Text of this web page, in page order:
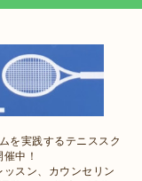
を実践するテニススク
中！
スン、カウンセリン